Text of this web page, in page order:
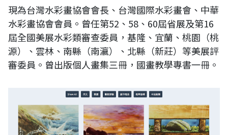
現為台灣水彩畫協會會長、台灣國際水彩畫會、中華
水彩畫協會會員。曾任第52、58、60屆省展及第16
屆全國美展水彩類審查委員，基隆、宜蘭、桃園（桃
源）、雲林、南縣（南瀛）、北縣（新莊）等美展評
審委員。曾出版個人畫集三冊，國畫教學專書一冊。